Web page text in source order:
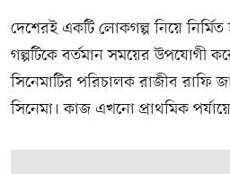
দেশেরই একটি লোকগল্প নিয়ে
গল্পটিকে বর্তমান সময়ের উপযোগী
সিনেমাটির পরিচালক রাজীব রাফি
সিনেমা। কাজ এখনো প্রাথমিক